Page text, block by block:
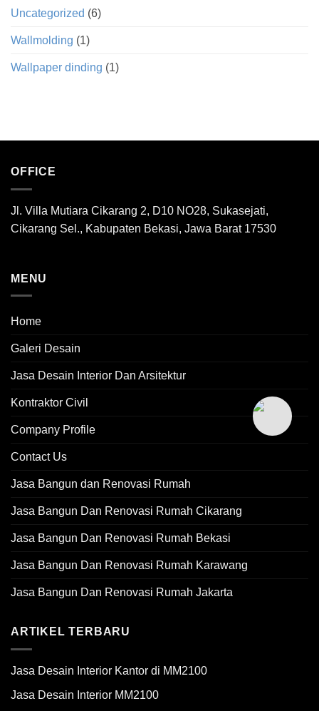
Uncategorized (6)
Wallmolding (1)
Wallpaper dinding (1)
OFFICE
Jl. Villa Mutiara Cikarang 2, D10 NO28, Sukasejati,
Cikarang Sel., Kabupaten Bekasi, Jawa Barat 17530
MENU
Home
Galeri Desain
Jasa Desain Interior Dan Arsitektur
Kontraktor Civil
Company Profile
Contact Us
Jasa Bangun dan Renovasi Rumah
Jasa Bangun Dan Renovasi Rumah Cikarang
Jasa Bangun Dan Renovasi Rumah Bekasi
Jasa Bangun Dan Renovasi Rumah Karawang
Jasa Bangun Dan Renovasi Rumah Jakarta
ARTIKEL TERBARU
Jasa Desain Interior Kantor di MM2100
Jasa Desain Interior MM2100